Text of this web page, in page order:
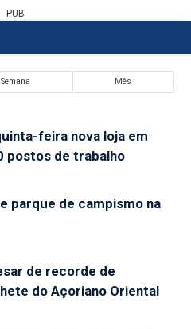
PUB
Semana Mês
feira nova loja em
postos de trabalho
parque de campismo na
de recorde de
do Açoriano Oriental